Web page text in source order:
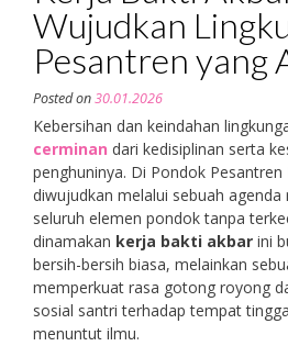
Wujudkan
Pesantren yang
Posted on30.01.2026
Kebersihan dan keindahan
cerminan dari kedisiplinan serta
penghuninya. Di Pondok Pesantren
diwujudkan melalui sebuah
seluruh elemen pondok tanpa
dinamakan kerja bakti akbar ini
bersih-bersih biasa, melainkan
memperkuat rasa gotong royong
sosial santri terhadap tempat
menuntut ilmu.